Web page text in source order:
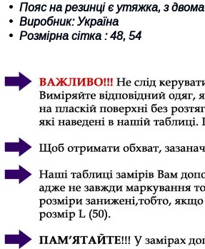
Пояс на резинці є утяжка, з
Виробник: Україна
Розмірна сітка : 48, 54